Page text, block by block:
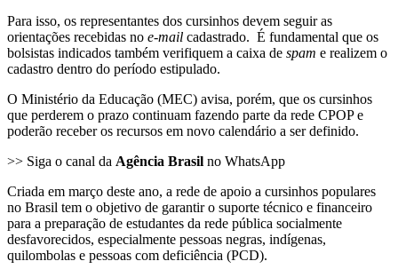
Para isso, os representantes dos cursinhos devem seguir as
orientações recebidas no e-mail cadastrado. É fundamental que os
bolsistas indicados também verifiquem a caixa de spam e realizem o
cadastro dentro do período estipulado.
O Ministério da Educação (MEC) avisa, porém, que os cursinhos
que perderem o prazo continuam fazendo parte da rede CPOP e
poderão receber os recursos em novo calendário a ser definido.
>> Siga o canal da Agência Brasil no WhatsApp
Criada em março deste ano, a rede de apoio a cursinhos populares
no Brasil tem o objetivo de garantir o suporte técnico e financeiro
para a preparação de estudantes da rede pública socialmente
desfavorecidos, especialmente pessoas negras, indígenas,
quilombolas e pessoas com deficiência (PCD).